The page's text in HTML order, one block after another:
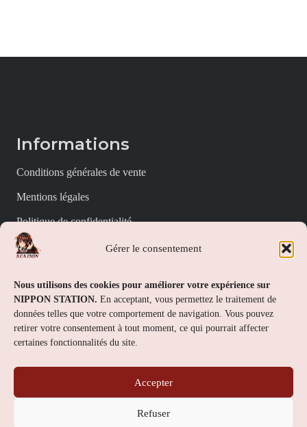
Gérer le consentement
Nous utilisons des cookies pour améliorer votre expérience sur
NIPPON STATION. En acceptant, vous permettez le traitement de
données telles que votre comportement de navigation. Vous pouvez
retirer votre consentement à tout moment, ce qui pourrait affecter
certaines fonctionnalités du site.
Accepter
Refuser
Informations
Conditions générales de vente
Mentions légales
Politique de confidentialité
Politique de cookies (UE)
Nippon Station
À propos
FAQs
Contact